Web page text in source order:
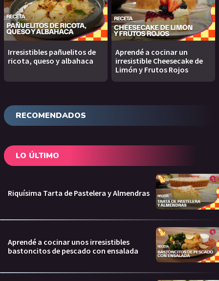
Irresistibles pañuelitos de
ricota, queso y albahaca
Aprendé a cocinar un
irresistible Cheesecake de
Limón y Frutos Rojos
RECOMENDADOS
LO ÚLTIMO
Riquísima Tarta de Pastelera y Almendras
Aprendé a cocinar unos irresistibles
bastoncitos de pescado con ensalada